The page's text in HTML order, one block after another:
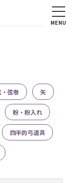
MENU
・弦巻 矢
粉・粉入れ
四半的弓道具